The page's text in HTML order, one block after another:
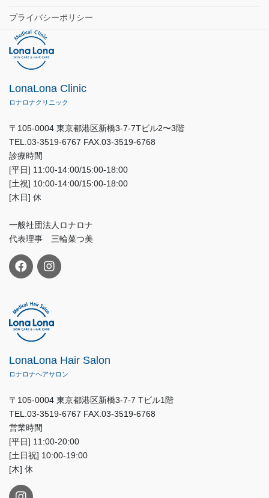
プライバシーポリシー
LonaLona Clinic
ロナロナクリニック
〒105-0004 東京都港区新橋3-7-7Tビル2〜3階
TEL.03-3519-6767 FAX.03-3519-6768
診療時間
[平日] 11:00-14:00/15:00-18:00
[土祝] 10:00-14:00/15:00-18:00
[木日] 休
一般社団法人ロナロナ
代表理事 三輪菜つ美
LonaLona Hair Salon
ロナロナヘアサロン
〒105-0004 東京都港区新橋3-7-7 Tビル1階
TEL.03-3519-6767 FAX.03-3519-6768
営業時間
[平日] 11:00-20:00
[土日祝] 10:00-19:00
[木] 休